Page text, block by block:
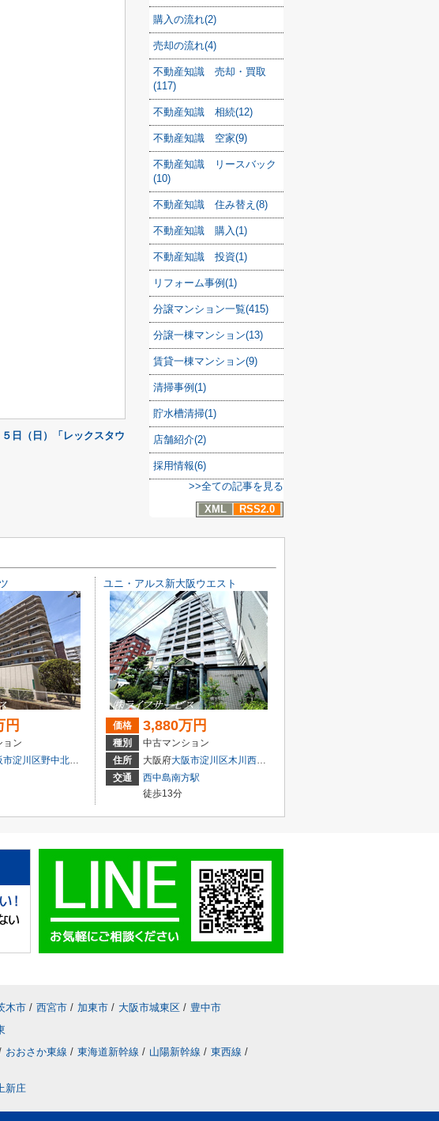
日（日）「レックスタウ
購入の流れ(2)
売却の流れ(4)
不動産知識 売却・買取
(117)
不動産知識 相続(12)
不動産知識 空家(9)
不動産知識 リースバック
(10)
不動産知識 住み替え(8)
不動産知識 購入(1)
不動産知識 投資(1)
リフォーム事例(1)
分譲マンション一覧(415)
分譲一棟マンション(13)
賃貸一棟マンション(9)
清掃事例(1)
貯水槽清掃(1)
店舗紹介(2)
採用情報(6)
>>全ての記事を見る
XML
RSS2.0
円
ョン
市淀川区野中北２丁目3-5
ユニ・アルス新大阪ウエスト
価格 3,880万円
種別
中古マンション
住所
大阪府大阪市淀川区木川西４丁目1-14
交通
西中島南方駅
徒歩13分
木市 / 西宮市 / 加東市 / 大阪市城東区 / 豊中市
おおさか東線 / 東海道新幹線 / 山陽新幹線 / 東西線 /
新庄